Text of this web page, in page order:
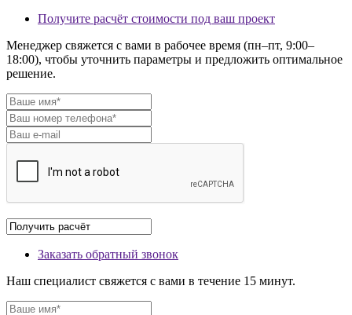
Получите расчёт стоимости под ваш проект
Менеджер свяжется с вами в рабочее время (пн–пт, 9:00–
18:00), чтобы уточнить параметры и предложить оптимальное
решение.
Заказать обратный звонок
Наш специалист свяжется с вами в течение 15 минут.